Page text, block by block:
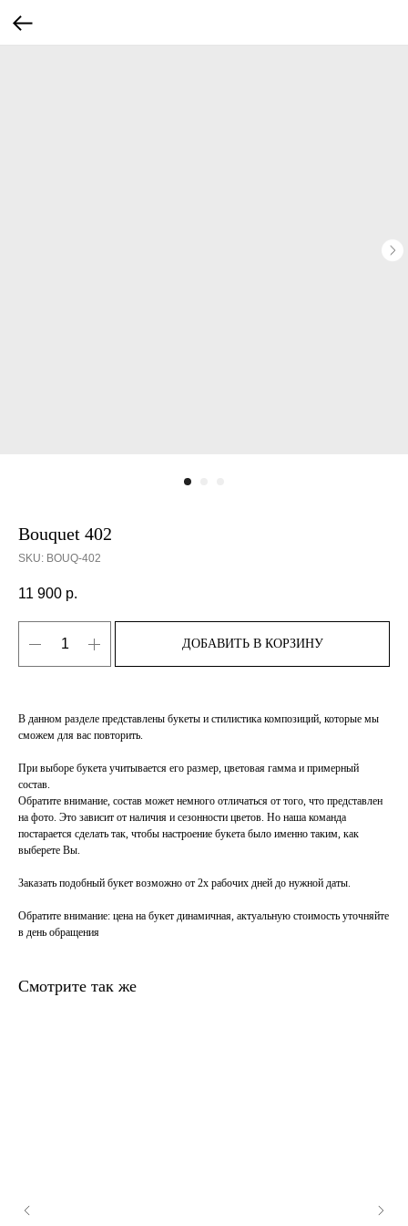
Bouquet 402
SKU: BOUQ-402
11 900 р.
ДОБАВИТЬ В КОРЗИНУ
В данном разделе представлены букеты и стилистика композиций, которые мы
сможем для вас повторить.
При выборе букета учитывается его размер, цветовая гамма и примерный
состав.
Обратите внимание, состав может немного отличаться от того, что представлен
на фото. Это зависит от наличия и сезонности цветов. Но наша команда
постарается сделать так, чтобы настроение букета было именно таким, как
выберете Вы.
Заказать подобный букет возможно от 2х рабочих дней до нужной даты.
Обратите внимание: цена на букет динамичная, актуальную стоимость уточняйте
в день обращения
Смотрите так же